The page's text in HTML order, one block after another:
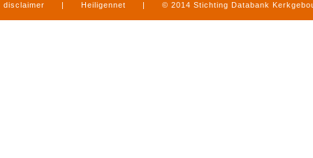
disclaimer | Heiligennet | © 2014 Stichting Databank